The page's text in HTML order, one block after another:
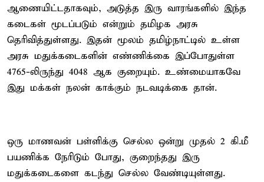
ஆணையிட்டதாகவும், அடுத்த இரு வாரங்களில் இந்த
கடைகள் மூடப்படும் என்றும் தமிழக அரசு
தெரிவித்துள்ளது. இதன் மூலம் தமிழ்நாட்டில் உள்ள
அரசு மதுக்கடைகளின் எண்ணிக்கை இப்போதுள்ள
4765-லிருந்து 4048 ஆக குறையும். உண்மையாகவே
இது மக்கள் நலன் காக்கும் நடவடிக்கை தான்.
ஒரு மாணவன் பள்ளிக்கு செல்ல ஒன்று முதல் 2 கி.மீ
பயணிக்க நேரிடும் போது, குறைந்தது இரு
மதுக்கடைகளை கடந்து செல்ல வேண்டியுள்ளது.